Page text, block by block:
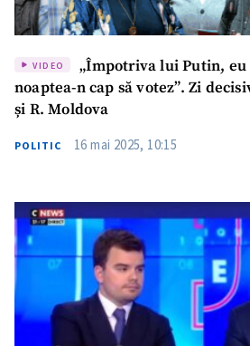
Trimite o informație
in English
на
VIDEO
„Împotriva lui Putin, eu
noaptea-n cap să votez”. Zi
și R. Moldova
POLITIC 16 mai 2025, 10:15